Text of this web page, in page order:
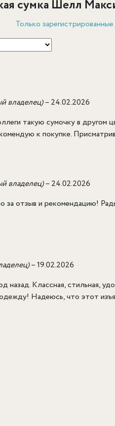
сумка Шелл
Только
владелец)– 24.02.2026
такую сумочку в другом
к покупке.
владелец)– 24.02.2026
отзыв и рекомендацию!
–19.02.2026
назад. Классная, стильная,
Надеюсь, что этот